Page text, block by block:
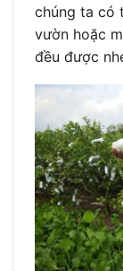
chúng ta có
vườn hoặc
đều được